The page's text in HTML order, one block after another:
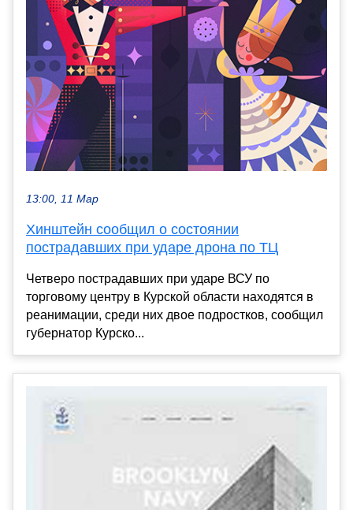
13:00, 11 Мар
Хинштейн сообщил о состоянии
пострадавших при ударе дрона по ТЦ
Четверо пострадавших при ударе ВСУ по
торговому центру в Курской области находятся в
реанимации, среди них двое подростков, сообщил
губернатор Курско...